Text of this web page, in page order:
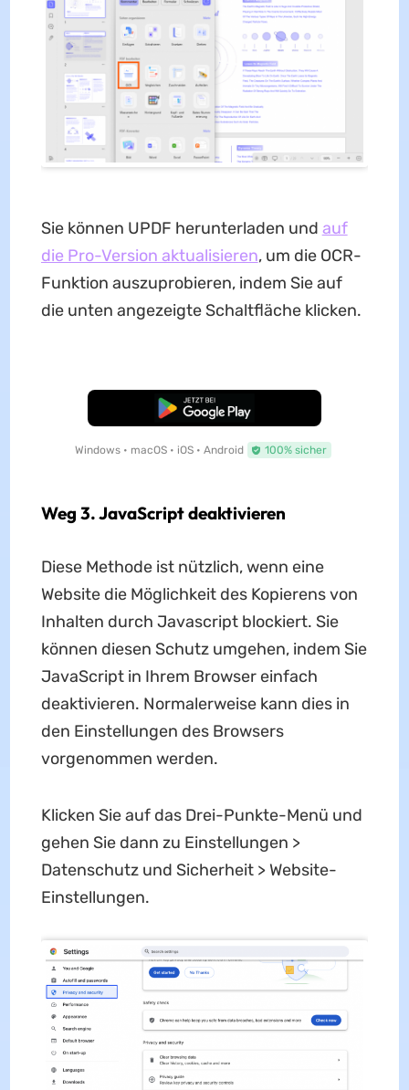
Sie können UPDF herunterladen und auf
die Pro-Version aktualisieren, um die OCR-
Funktion auszuprobieren, indem Sie auf
die unten angezeigte Schaltfläche klicken.
Kostenloser Download
Windows • macOS • iOS • Android 100% sicher
Weg 3. JavaScript deaktivieren
Diese Methode ist nützlich, wenn eine
Website die Möglichkeit des Kopierens von
Inhalten durch Javascript blockiert. Sie
können diesen Schutz umgehen, indem Sie
JavaScript in Ihrem Browser einfach
deaktivieren. Normalerweise kann dies in
den Einstellungen des Browsers
vorgenommen werden.
Klicken Sie auf das Drei-Punkte-Menü und
gehen Sie dann zu Einstellungen >
Datenschutz und Sicherheit > Website-
Einstellungen.